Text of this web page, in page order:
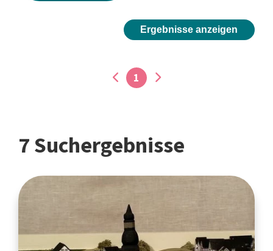
Ergebnisse anzeigen
1
7 Suchergebnisse